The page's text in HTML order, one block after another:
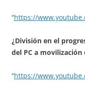
“https://
¿División en el
del PC a movilización
“https://